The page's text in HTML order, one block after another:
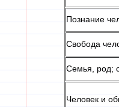
Познание
Свобода
Семья, род;
Человек и